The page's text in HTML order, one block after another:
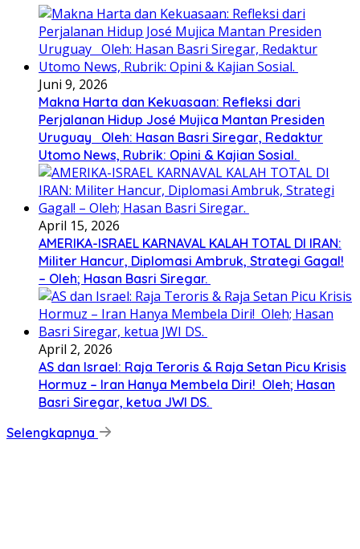
Juni 9, 2026
Makna Harta dan Kekuasaan: Refleksi dari
Perjalanan Hidup José Mujica Mantan Presiden
Uruguay Oleh: Hasan Basri Siregar, Redaktur
Utomo News, Rubrik: Opini & Kajian Sosial.
April 15, 2026
AMERIKA-ISRAEL KARNAVAL KALAH TOTAL DI IRAN:
Militer Hancur, Diplomasi Ambruk, Strategi Gagal!
– Oleh; Hasan Basri Siregar.
April 2, 2026
AS dan Israel: Raja Teroris & Raja Setan Picu Krisis
Hormuz – Iran Hanya Membela Diri! Oleh; Hasan
Basri Siregar, ketua JWI DS.
Selengkapnya